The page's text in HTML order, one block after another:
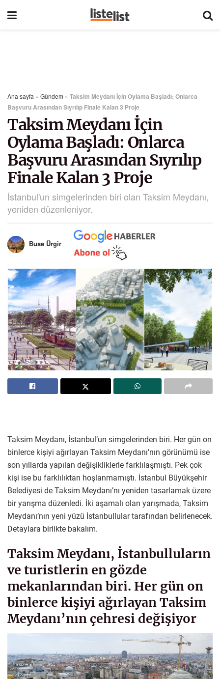
Ana sayfa » Gündem » Taksim Meydanı İçin Oylama Başladı: Onlarca
Başvuru Arasından Sıyrılıp Finale Kalan 3 Proje
Taksim Meydanı İçin
Oylama Başladı: Onlarca
Başvuru Arasından Sıyrılıp
Finale Kalan 3 Proje
İstanbul'un simgelerinden biri olan Taksim Meydanı,
yeniden düzenleniyor.
Buse Ürgir
Taksim Meydanı, İstanbul’un simgelerinden biri. Her gün on
binlerce kişiyi ağırlayan Taksim Meydanı’nın görünümü ise
son yıllarda yapılan değişikliklerle farklılaşmıştı. Pek çok
kişi ise bu farklılıktan hoşlanmamıştı. İstanbul Büyükşehir
Belediyesi de Taksim Meydanı’nı yeniden tasarlamak üzere
bir yarışma düzenledi. İki aşamalı olan yarışmada, Taksim
Meydanı’nın yeni yüzü İstanbullular tarafından belirlenecek.
Detaylara birlikte bakalım.
Taksim Meydanı, İstanbulluların
ve turistlerin en gözde
mekanlarından biri. Her gün on
binlerce kişiyi ağırlayan Taksim
Meydanı’nın çehresi değişiyor